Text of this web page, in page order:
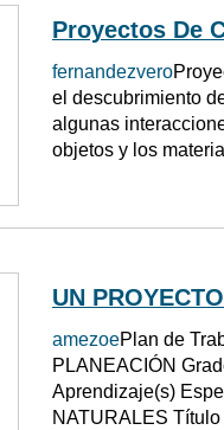
Proyectos De
fernandezvero
el descubrimiento
algunas
objetos y los
UN
amezoePlan de
PLANEACIÓN
Aprendizaje(s)
NATURALES